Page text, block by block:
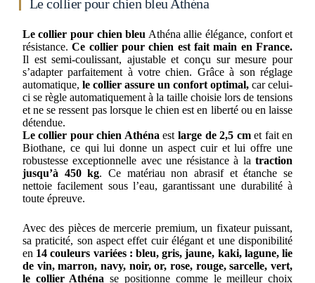
Le collier pour chien bleu Athéna
Le collier pour chien bleu Athéna allie élégance, confort et
résistance.Ce collier pour chien est fait main en France.
Il est semi-coulissant, ajustable et conçu sur mesure pour
s’adapter parfaitement à votre chien. Grâce à son réglage
automatique, le collier assure un confort optimal, car celui-
ci se règle automatiquement à la taille choisie lors de tensions
et ne se ressent pas lorsque le chien est en liberté ou en laisse
détendue.
Le collier pour chien Athéna est large de 2,5 cmet fait en
Biothane, ce qui lui donne un aspect cuir et lui offre une
robustesse exceptionnelle avec une résistance à latraction
jusqu’à 450 kg. Ce matériau non abrasif et étanche se
nettoie facilement sous l’eau, garantissant une durabilité à
toute épreuve.
Avec des pièces de mercerie premium, un fixateur puissant,
sa praticité, son aspect effet cuir élégant et une disponibilité
en 14 couleurs variées : bleu, gris, jaune, kaki, lagune, lie
de vin, marron, navy, noir, or, rose, rouge, sarcelle, vert,
le collier Athéna se positionne comme le meilleur choix